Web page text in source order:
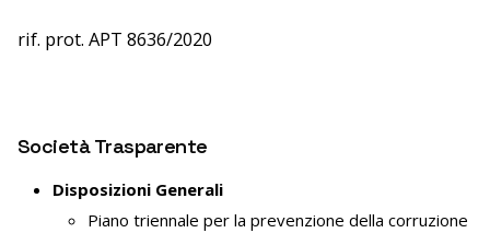
Società Trasparente
Disposizioni Generali
Piano triennale per la prevenzione della corruzione
rif. prot. APT 8636/2020